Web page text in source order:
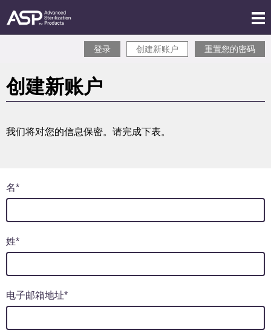
转
到
容
®
标
签
登录 创建新账户 重置您的密码
创建新账户
我们将对您的信息保密。请完成下表。
名
姓
电子邮箱地址